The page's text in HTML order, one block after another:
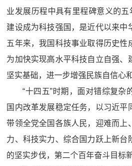
业发展历程中具有里程碑意义的五
建设成为科技强国，是近代以来中
五年来，我国科技事业取得历史性
为加快实现高水平科技自立自强、
坚实基础，进一步增强民族自信心
“十四五”时期，面对错综复杂
国内改革发展稳定任务，以习近平
带领全党全国各族人民，迎难而上
力、科技实力、综合国力跃上新台
的坚实步伐，第二个百年奋斗目标